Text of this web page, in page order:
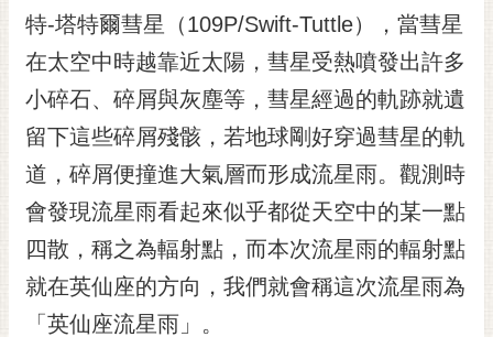
網
站
導
覽
訂
閱
RSS
訂
閱
電
特-塔特爾彗星（109P/Swift-Tuttle），當彗星
在太空中時越靠近太陽，彗星受熱噴發出許多
小碎石、碎屑與灰塵等，彗星經過的軌跡就遺
留下這些碎屑殘骸，若地球剛好穿過彗星的軌
道，碎屑便撞進大氣層而形成流星雨。觀測時
會發現流星雨看起來似乎都從天空中的某一點
四散，稱之為輻射點，而本次流星雨的輻射點
就在英仙座的方向，我們就會稱這次流星雨為
「英仙座流星雨」。